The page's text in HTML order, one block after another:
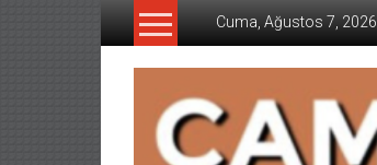
İçeriğe
Cuma, Ağustos 7, 2026
CAMLIMANI
AKADEMI